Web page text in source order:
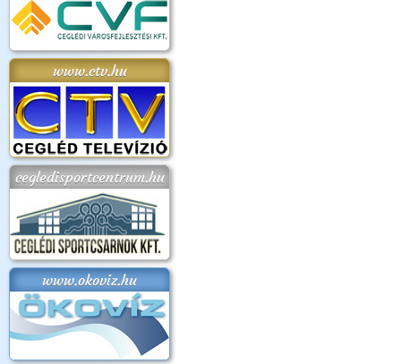
www.ctv.hu
cegledisportcentrum.hu
www.okoviz.hu